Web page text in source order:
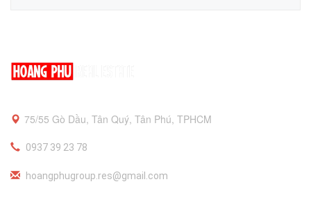
75/55 Gò Dầu, Tân Quý, Tân Phú, TPHCM
0937 39 23 78
hoangphugroup.res@gmail.com